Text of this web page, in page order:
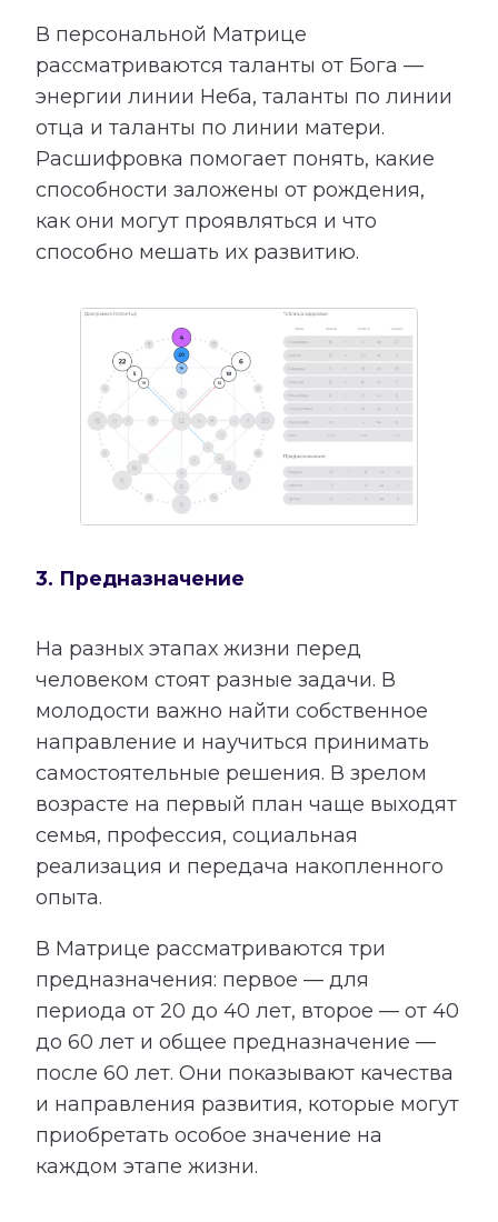
В персональной Матрице
рассматриваются таланты от Бога —
энергии линии Неба, таланты по линии
отца и таланты по линии матери.
Расшифровка помогает понять, какие
способности заложены от рождения,
как они могут проявляться и что
способно мешать их развитию.
3. Предназначение
На разных этапах жизни перед
человеком стоят разные задачи. В
молодости важно найти собственное
направление и научиться принимать
самостоятельные решения. В зрелом
возрасте на первый план чаще выходят
семья, профессия, социальная
реализация и передача накопленного
опыта.
В Матрице рассматриваются три
предназначения: первое — для
периода от 20 до 40 лет, второе — от 40
до 60 лет и общее предназначение —
после 60 лет. Они показывают качества
и направления развития, которые могут
приобретать особое значение на
каждом этапе жизни.